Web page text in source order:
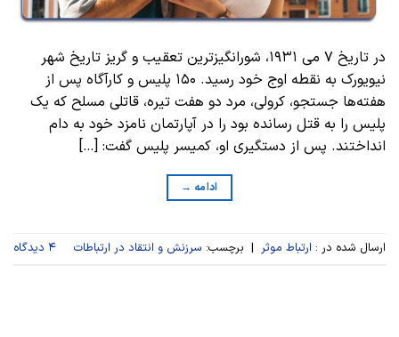
در تاریخ ۷ می ۱۹۳۱، شورانگیز‌ترین تعقیب و گریز تاریخ شهر
نیویورک به نقطه اوج خود رسید. ۱۵۰ پلیس و کارآگاه پس از
هفته‌ها جستجو، کرولی، مرد دو هفت‌ تیره، قاتلی مسلح که یک
پلیس را به قتل رسانده بود را در آپارتمان نامزد خود به دام
انداختند. پس از دستگیری او، کمیسر پلیس گفت: […]
ادامه →
ارسال شده در : ارتباط موثر | برچسب: سرزنش و انتقاد در ارتباطات ۴ دیدگاه